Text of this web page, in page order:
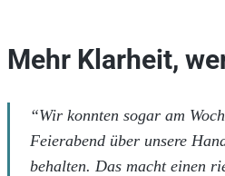
Mehr Klarheit,
“Wir konnten sogar am
Feierabend über unsere
behalten. Das macht einen